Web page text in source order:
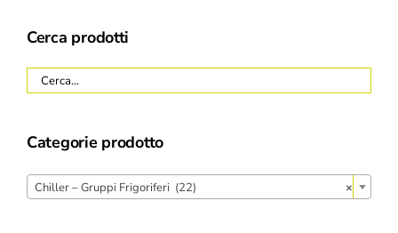
Cerca prodotti
Categorie prodotto
×
Chiller – Gruppi Frigoriferi (22)